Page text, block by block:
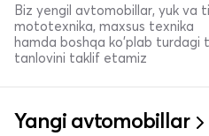
Biz yengil avtomobillar, yuk va
mototexnika, maxsus texnika
hamda boshqa ko'plab turdagi
tanlovini taklif etamiz
Yangi avtomobillar